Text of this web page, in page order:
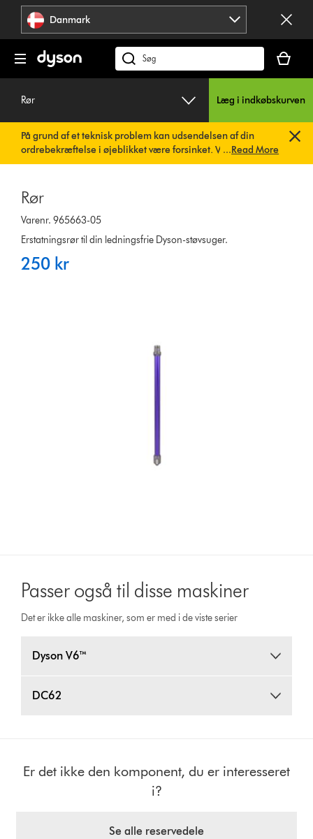
Spring
navigation
Danmark
Søg
på
er
tom
Rør
Læg i indkøbskurven
På grund af et teknisk problem kan udsendelsen af din
ordrebekræftelse i øjeblikket være forsinket. Vi arbejder
allerede på en hurtig løsning.Du behøver ikke at foretage
automatisk.
...Read More
Rør
Varenr. 965663-05
Erstatningsrør til din ledningsfrie Dyson-støvsuger.
250 kr
Passer også til disse maskiner
Det er ikke alle maskiner, som er med i de viste serier
Dyson V6™
DC62
Er det ikke den komponent, du er interesseret
i?
Se alle reservedele